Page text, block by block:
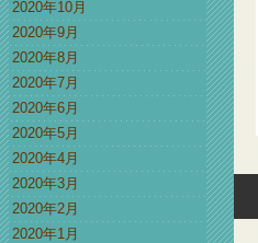
2020年10月
2020年9月
2020年8月
2020年7月
2020年6月
2020年5月
2020年4月
2020年3月
2020年2月
2020年1月